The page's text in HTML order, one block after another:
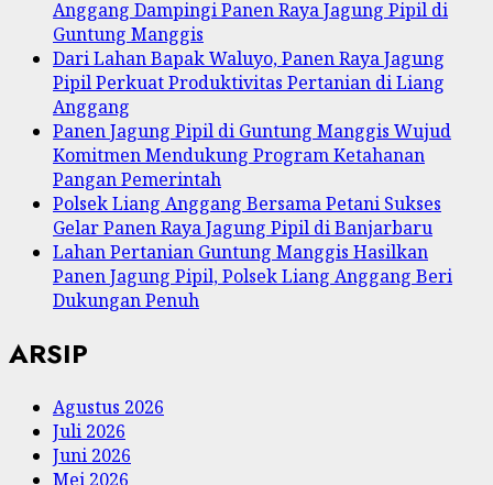
Anggang Dampingi Panen Raya Jagung Pipil di
Guntung Manggis
Dari Lahan Bapak Waluyo, Panen Raya Jagung
Pipil Perkuat Produktivitas Pertanian di Liang
Anggang
Panen Jagung Pipil di Guntung Manggis Wujud
Komitmen Mendukung Program Ketahanan
Pangan Pemerintah
Polsek Liang Anggang Bersama Petani Sukses
Gelar Panen Raya Jagung Pipil di Banjarbaru
Lahan Pertanian Guntung Manggis Hasilkan
Panen Jagung Pipil, Polsek Liang Anggang Beri
Dukungan Penuh
ARSIP
Agustus 2026
Juli 2026
Juni 2026
Mei 2026